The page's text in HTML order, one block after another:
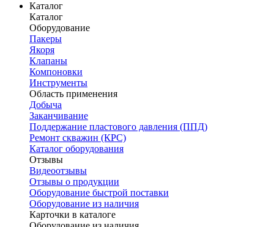
Каталог
Каталог
Оборудование
Пакеры
Якоря
Клапаны
Компоновки
Инструменты
Область применения
Добыча
Заканчивание
Поддержание пластового давления (ППД)
Ремонт скважин (КРС)
Каталог оборудования
Отзывы
Видеоотзывы
Отзывы о продукции
Оборудование быстрой поставки
Оборудование из наличия
Карточки в каталоге